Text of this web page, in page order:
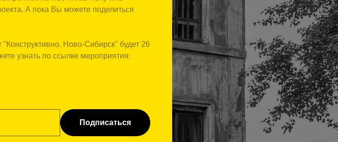
А пока Вы можете поделиться
Ново-Сибирск" будет 26
узнать по ссылке мероприятия:
Подписаться